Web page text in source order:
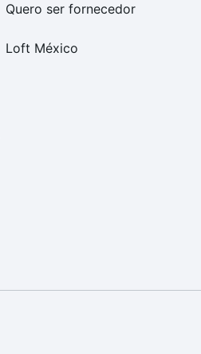
Quero ser fornecedor
Loft México